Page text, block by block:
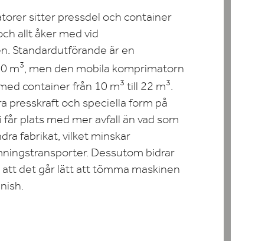
sitter pressdel och container
allt åker med vid
Standardutförande är en
m3 , men den mobila komprimatorn
container från 10 m3 till 22 m3.
presskraft och speciella form på
plats med mer avfall än vad som
fabrikat, vilket minskar
Dessutom bidrar
det går lätt att tömma maskinen